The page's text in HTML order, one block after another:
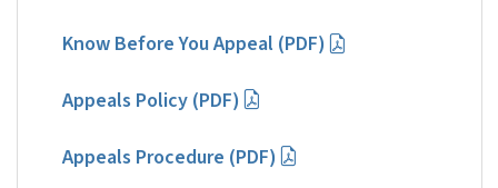
Know Before You Appeal (PDF)
Appeals Policy (PDF)
Appeals Procedure (PDF)